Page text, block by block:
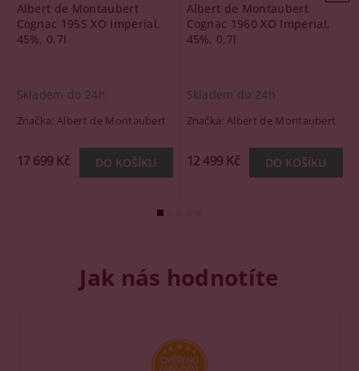
Albert de Montaubert
Cognac 1955 XO Imperial,
45%, 0,7l
Skladem do 24h
Značka:Albert de Montaubert
17 699 Kč
Albert de Montaubert
Cognac 1960 XO Imperial,
45%, 0,7l
Skladem do 24h
Značka:Albert de Montaubert
12 499 Kč
Jak nás hodnotíte